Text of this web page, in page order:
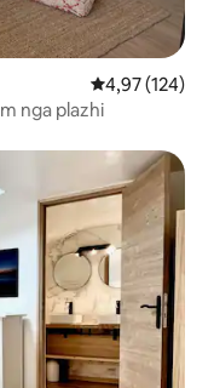
Vlerësimi
4,97 (124)
nga plazhi